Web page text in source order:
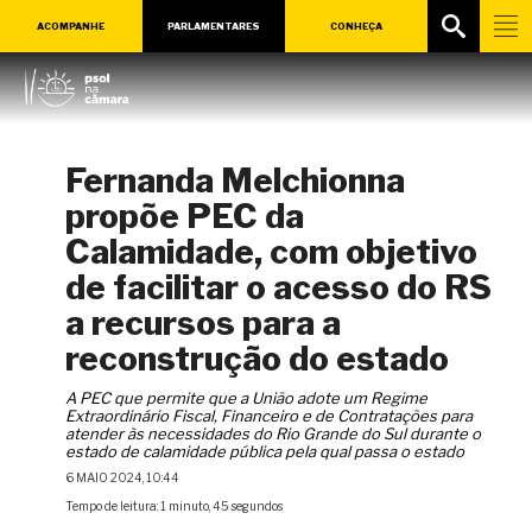
ACOMPANHE PARLAMENTARES CONHEÇA
Fernanda Melchionna
propõe PEC da
Calamidade, com objetivo
de facilitar o acesso do RS
a recursos para a
reconstrução do estado
A PEC que permite que a União adote um Regime
Extraordinário Fiscal, Financeiro e de Contratações para
atender às necessidades do Rio Grande do Sul durante o
estado de calamidade pública pela qual passa o estado
6 MAIO 2024, 10:44
Tempo de leitura: 1 minuto, 45 segundos